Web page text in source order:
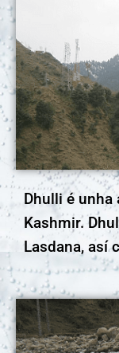
Dhulli é unha
Kashmir.
Lasdana, así